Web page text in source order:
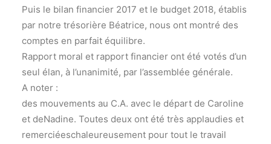
Puis le bilan financier 2017 et le budget 2018, établis
par notre trésorière Béatrice, nous ont montré des
comptes en parfait équilibre.
Rapport moral et rapport financier ont été votés d’un
seul élan, à l’unanimité, par l’assemblée générale.
A noter :
des mouvements au C.A. avec le départ de Caroline
et deNadine. Toutes deux ont été très applaudies et
remerciéeschaleureusement pour tout le travail